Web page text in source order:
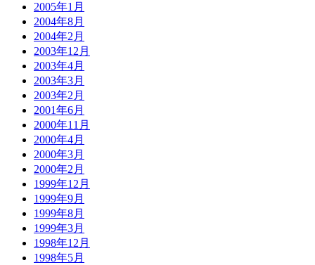
2005年1月
2004年8月
2004年2月
2003年12月
2003年4月
2003年3月
2003年2月
2001年6月
2000年11月
2000年4月
2000年3月
2000年2月
1999年12月
1999年9月
1999年8月
1999年3月
1998年12月
1998年5月